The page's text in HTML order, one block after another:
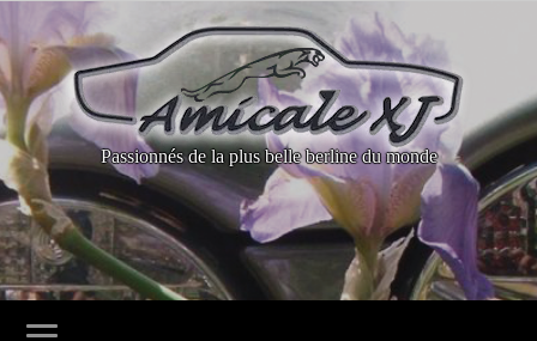
Passionnés de la plus belle berline du monde